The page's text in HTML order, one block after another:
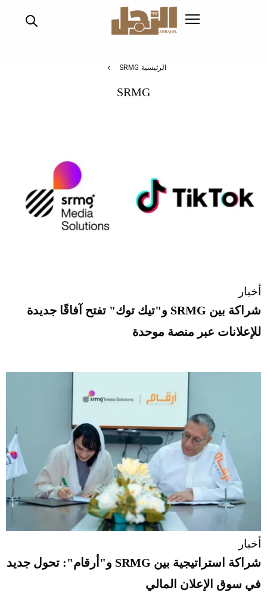
الرئيسية SRMG
SRMG
أخبار
شراكة بين SRMG و"تيك توك" تفتح آفاقًا جديدة
للإعلانات عبر منصة موحدة
أخبار
شراكة استراتيجية بين SRMG و"أرقام": تحول جديد
في سوق الإعلان المالي